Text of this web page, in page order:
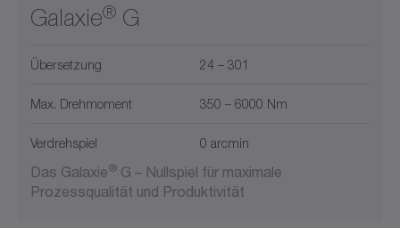
Galaxie® G
Übersetzung 24 – 301
Max. Drehmoment 350 – 6000 Nm
Verdrehspiel 0 arcmin
Das Galaxie® G – Nullspiel für maximale
Prozessqualität und Produktivität